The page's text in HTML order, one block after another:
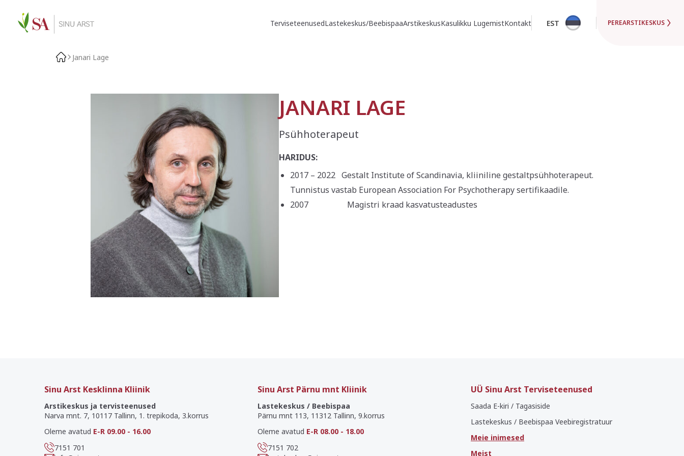
TerviseteenusedLastekeskus/BeebispaaArstikeskusKasulikku LugemistKontakt EST PEREARSTIKESKUS
Janari Lage
JANARI LAGE
Psühhoterapeut
HARIDUS:
2017 – 2022 Gestalt Institute of Scandinavia, kliiniline gestaltpsühhoterapeut.
Tunnistus vastab European Association For Psychotherapy sertifikaadile.
2007 Magistri kraad kasvatusteadustes
Sinu Arst Kesklinna Kliinik
Arstikeskus ja tervisteenused
Narva mnt. 7, 10117 Tallinn, 1. trepikoda, 3.korrus
Oleme avatud E-R 09.00 - 16.00
7151 701
Sinu Arst Pärnu mnt Kliinik
Lastekeskus / Beebispaa
Pärnu mnt 113, 11312 Tallinn, 9.korrus
Oleme avatud E-R 08.00 - 18.00
7151 702
UÜ Sinu Arst Terviseteenused
Saada E-kiri / Tagasiside
Lastekeskus / Beebispaa Veebiregistratuur
Meie inimesed
Meist